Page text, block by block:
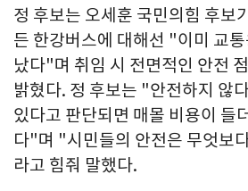
정 후보는 오세훈 국민의힘 후보
든 한강버스에 대해선 "이미 교
났다"며 취임 시 전면적인 안전
밝혔다. 정 후보는 "안전하지 않
있다고 판단되면 매몰 비용이 들
다"며 "시민들의 안전은 무엇보
라고 힘줘 말했다.